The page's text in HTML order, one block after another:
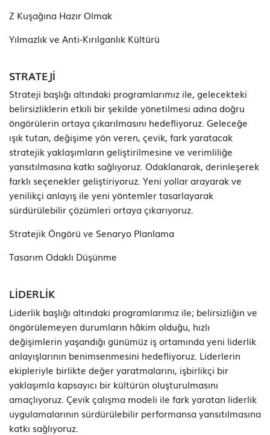
Z Kuşağına Hazır Olmak
Yılmazlık ve Anti-Kırılganlık Kültürü
STRATEJİ
Strateji başlığı altındaki programlarımız ile, gelecekteki
belirsizliklerin etkili bir şekilde yönetilmesi adına doğru
öngörülerin ortaya çıkarılmasını hedefliyoruz. Geleceğe
ışık tutan, değişime yön veren, çevik, fark yaratacak
stratejik yaklaşımların geliştirilmesine ve verimliliğe
yansıtılmasına katkı sağlıyoruz. Odaklanarak, derinleşerek
farklı seçenekler geliştiriyoruz. Yeni yollar arayarak ve
yenilikçi anlayış ile yeni yöntemler tasarlayarak
sürdürülebilir çözümleri ortaya çıkarıyoruz.
Stratejik Öngörü ve Senaryo Planlama
Tasarım Odaklı Düşünme
LİDERLİK
Liderlik başlığı altındaki programlarımız ile; belirsizliğin ve
öngörülemeyen durumların hâkim olduğu, hızlı
değişimlerin yaşandığı günümüz iş ortamında yeni liderlik
anlayışlarının benimsenmesini hedefliyoruz. Liderlerin
ekipleriyle birlikte değer yaratmalarını, işbirlikçi bir
yaklaşımla kapsayıcı bir kültürün oluşturulmasını
amaçlıyoruz. Çevik çalışma modeli ile fark yaratan liderlik
uygulamalarının sürdürülebilir performansa yansıtılmasına
katkı sağlıyoruz.